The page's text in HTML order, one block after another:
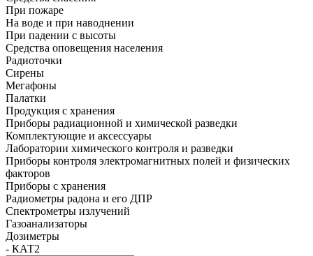
При пожаре
На воде и при наводнении
При падении с высоты
Средства оповещения населения
Радиоточки
Сирены
Мегафоны
Палатки
Продукция с хранения
Приборы радиационной и химической разведки
Комплектующие и аксессуары
Лаборатории химического контроля и разведки
Приборы контроля электромагнитных полей и физических
факторов
Приборы с хранения
Радиометры радона и его ДПР
Спектрометры излучений
Газоанализаторы
Дозиметры
- КАТ2